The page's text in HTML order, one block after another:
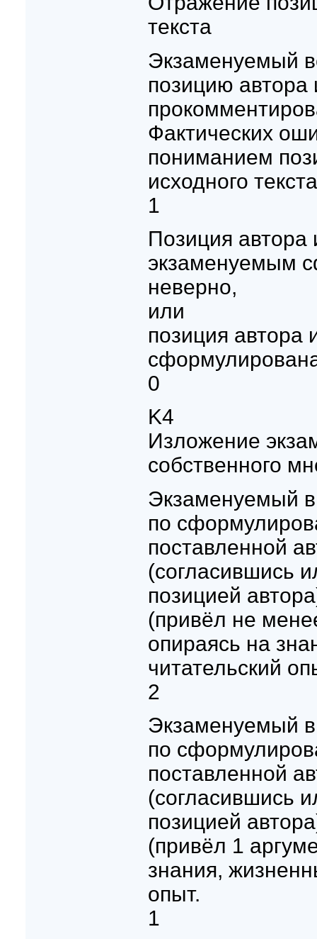
текста
Экзаменуемый
позицию автора
Фактических
пониманием
исходного
1
Позиция автора
экзаменуемым
неверно,
или
позиция автора
0
K4
Изложение
собственного
Экзаменуемый
по
поставленной
(согласившись
позицией
(привёл не
опираясь на
читательский
2
Экзаменуемый
по
поставленной
(согласившись
позицией
(привёл 1
знания,
опыт.
1